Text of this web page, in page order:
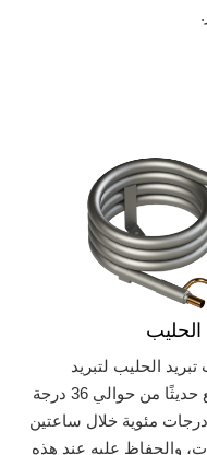
الحليب
الحليب لتبريد
الحليب المُجمّع حديثًا من حوالي 36 درجة
مئوية إلى 4-5 درجات مئوية خلال ساعتين
والحفاظ عليه عند هذه